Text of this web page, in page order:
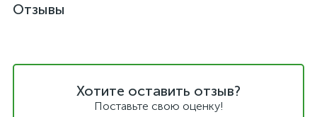
Отзывы
Хотите оставить отзыв?
Поставьте свою оценку!